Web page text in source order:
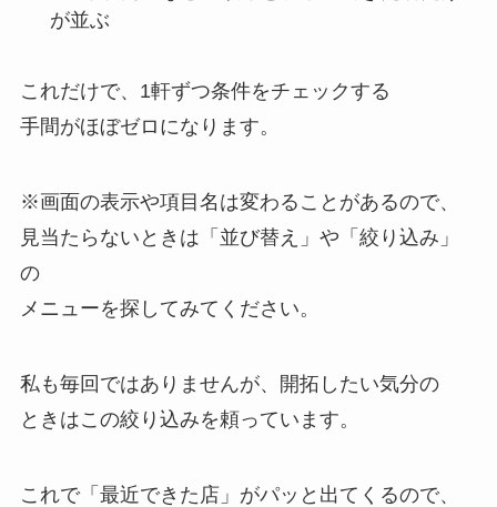
が並ぶ
これだけで、1軒ずつ条件をチェックする
手間がほぼゼロになります。
※画面の表示や項目名は変わることがあるので、
見当たらないときは「並び替え」や「絞り込み」
の
メニューを探してみてください。
私も毎回ではありませんが、開拓したい気分の
ときはこの絞り込みを頼っています。
これで「最近できた店」がパッと出てくるので、